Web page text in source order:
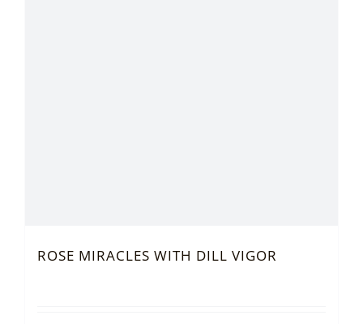
ROSE MIRACLES WITH DILL VIGOR